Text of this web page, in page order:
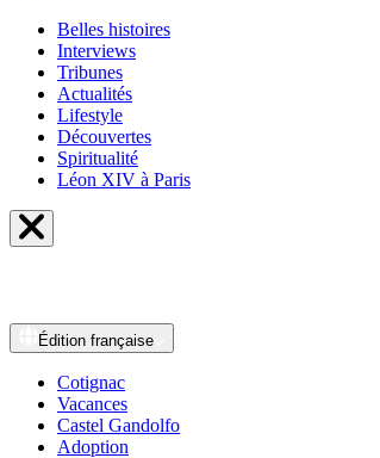
Belles histoires
Interviews
Tribunes
Actualités
Lifestyle
Découvertes
Spiritualité
Léon XIV à Paris
Édition française
Cotignac
Vacances
Castel Gandolfo
Adoption